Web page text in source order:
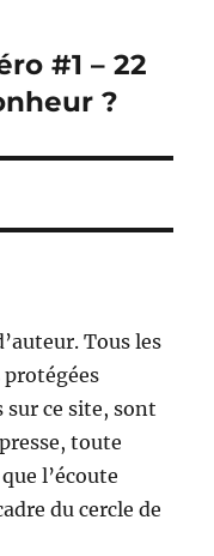
#1 – 22
?
Tous les
ce site, sont
toute
l’écoute
du cercle de